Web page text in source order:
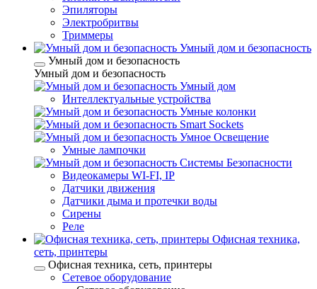
Эпиляторы
Электробритвы
Триммеры
Умный дом и безопасность
Умный дом и безопасность
Умный дом и безопасность
Умный дом
Интеллектуальные устройства
Умные колонки
Smart Sockets
Умное Освещение
Умные лампочки
Системы Безопасности
Видеокамеры WI-FI, IP
Датчики движения
Датчики дыма и протечки воды
Сирены
Реле
Офисная техника,
cеть, принтеры
Офисная техника, cеть, принтеры
Сетевое оборудование